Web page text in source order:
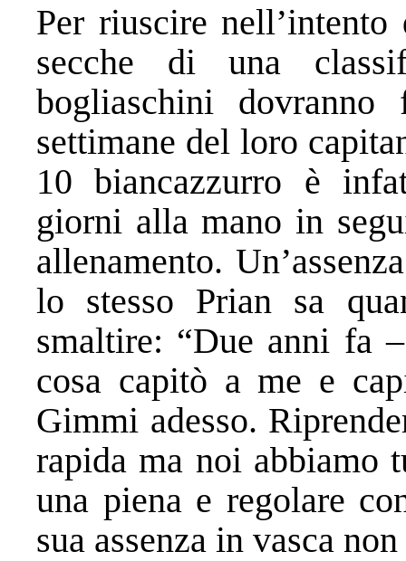
Per riuscire
secche di una
bogliaschini
settimane del loro
10 biancazzurro è
giorni alla mano in
allenamento.
lo stesso Prian sa
smaltire: “Due anni fa
cosa capitò a me e
Gimmi adesso.
rapida ma noi abbiamo
una piena e regolare
sua assenza in vasca